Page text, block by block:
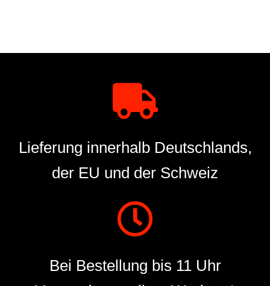
Lieferung innerhalb Deutschlands,
der EU und der Schweiz
Bei Bestellung bis 11 Uhr